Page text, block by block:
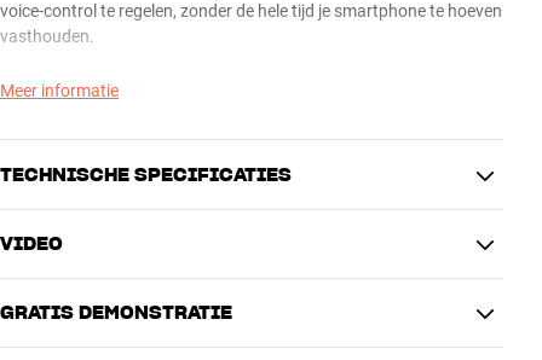
voice-control te regelen, zonder de hele tijd je smartphone te hoeven
vasthouden.
De Beoplay E8 Sport zit perfect en comfortabel in je oor tijdens het
urenlang op de bodem van een zwembad doorbrengt. Via de
speciale Beoplay-app kun je in vier stappen kiezen hoeveel van de
Met de nieuwe oorvinnen heeft hij een onovertroffen pasvorm en
microfoons klinken je telefoongesprekken helderder dan ooit.
Meer informatie
TECHNISCHE SPECIFICATIES
GELUID / CONNECTIVITEIT
Actieve ruisonderdrukking
Frequentiebereik
20-20000 Hz
VIDEO
GRATIS DEMONSTRATIE